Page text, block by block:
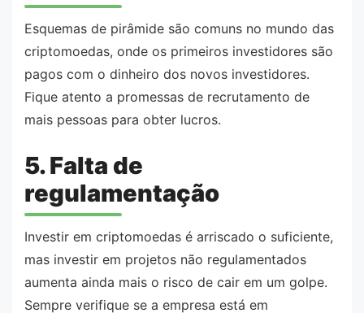
Esquemas de pirâmide são comuns no mundo das
criptomoedas, onde os primeiros investidores são
pagos com o dinheiro dos novos investidores.
Fique atento a promessas de recrutamento de
mais pessoas para obter lucros.
5. Falta de
regulamentação
Investir em criptomoedas é arriscado o suficiente,
mas investir em projetos não regulamentados
aumenta ainda mais o risco de cair em um golpe.
Sempre verifique se a empresa está em